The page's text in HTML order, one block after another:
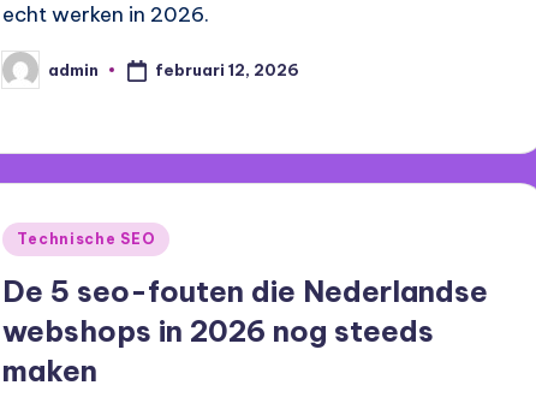
echt werken in 2026.
Geplaatst
door
admin februari 12, 2026
Geplaatst
Technische SEO
De 5 seo-fouten die Nederlandse
webshops in 2026 nog steeds
maken